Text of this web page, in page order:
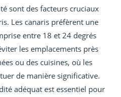
sont des facteurs cruciaux
Les canaris préfèrent une
entre 18 et 24 degrés
les emplacements près
ou des cuisines, où les
de manière significative.
adéquat est essentiel pour